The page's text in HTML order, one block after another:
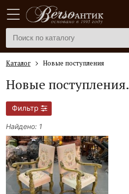
Каталог Новые поступления
Новые поступления.
Фильтр
Найдено: 1